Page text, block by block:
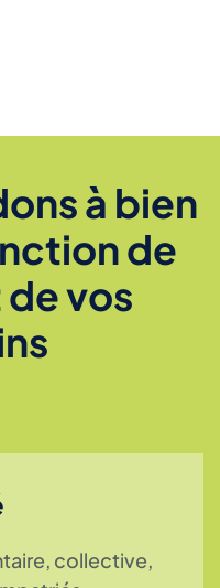
à bien
de
vos
collective,